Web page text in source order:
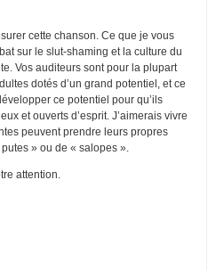
cette chanson. Ce que je vous
sur le slut-shaming et la culture du
Vos auditeurs sont pour la plupart
dotés d’un grand potentiel, et ce
ce potentiel pour qu’ils
et ouverts d’esprit. J’aimerais vivre
peuvent prendre leurs propres
» ou de « salopes ».
attention.